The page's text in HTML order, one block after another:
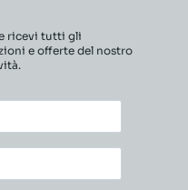
ricevi tutti gli
e offerte del nostro